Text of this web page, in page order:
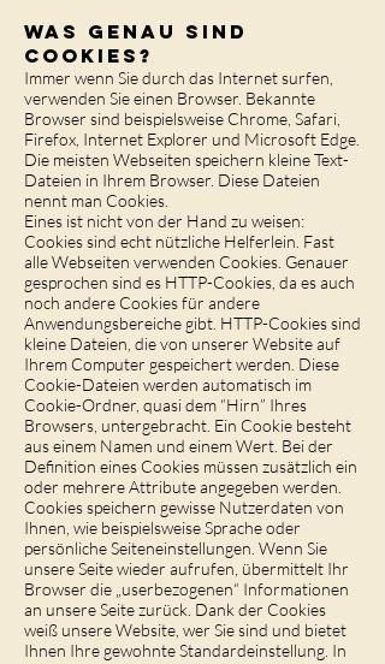
Was genau sind
Cookies?
Immer wenn Sie durch das Internet surfen,
verwenden Sie einen Browser. Bekannte
Browser sind beispielsweise Chrome, Safari,
Firefox, Internet Explorer und Microsoft Edge.
Die meisten Webseiten speichern kleine Text-
Dateien in Ihrem Browser. Diese Dateien
nennt man Cookies.
Eines ist nicht von der Hand zu weisen:
Cookies sind echt nützliche Helferlein. Fast
alle Webseiten verwenden Cookies. Genauer
gesprochen sind es HTTP-Cookies, da es auch
noch andere Cookies für andere
Anwendungsbereiche gibt. HTTP-Cookies sind
kleine Dateien, die von unserer Website auf
Ihrem Computer gespeichert werden. Diese
Cookie-Dateien werden automatisch im
Cookie-Ordner, quasi dem “Hirn” Ihres
Browsers, untergebracht. Ein Cookie besteht
aus einem Namen und einem Wert. Bei der
Definition eines Cookies müssen zusätzlich ein
oder mehrere Attribute angegeben werden.
Cookies speichern gewisse Nutzerdaten von
Ihnen, wie beispielsweise Sprache oder
persönliche Seiteneinstellungen. Wenn Sie
unsere Seite wieder aufrufen, übermittelt Ihr
Browser die „userbezogenen“ Informationen
an unsere Seite zurück. Dank der Cookies
weiß unsere Website, wer Sie sind und bietet
Ihnen Ihre gewohnte Standardeinstellung. In